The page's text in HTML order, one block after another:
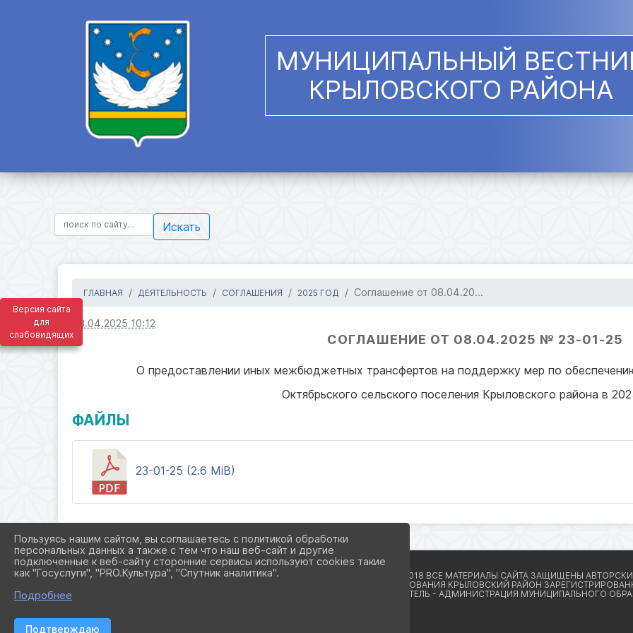
Версия сайта
для
слабовидящих
МУНИЦИПАЛЬНЫЙ
КРЫЛОВСКОГО РАЙОНА
Искать
ГЛАВНАЯ ДЕЯТЕЛЬНОСТЬ СОГЛАШЕНИЯ 2025 ГОД Соглашение от 08.04.20...
08.04.2025 10:12
СОГЛАШЕНИЕ ОТ 08.04.2025 № 23-01-25
О предоставлении иных межбюджетных трансфертов на поддержку мер по
Октябрьского сельского поселения Крыловского района в
ФАЙЛЫ
23-01-25 (2.6 MiB)
Пользуясь нашим сайтом, вы соглашаетесь с политикой обработки
персональных данных а также с тем что наш веб-сайт и другие
подключенные к веб-сайту сторонние сервисы используют cookies такие
как "Госуслуги", "PRO.Культура", "Спутник аналитика".
Подробнее
Подтверждаю